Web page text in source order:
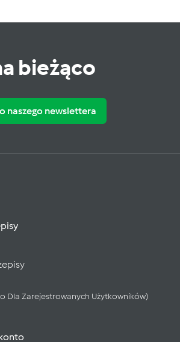
bieżąco
naszego newslettera
Dla Zarejestrowanych Użytkowników)